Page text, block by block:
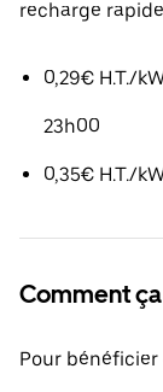
recharge
0,29€ H.T./
23h00
0,35€ H.T./
Comment
Pour